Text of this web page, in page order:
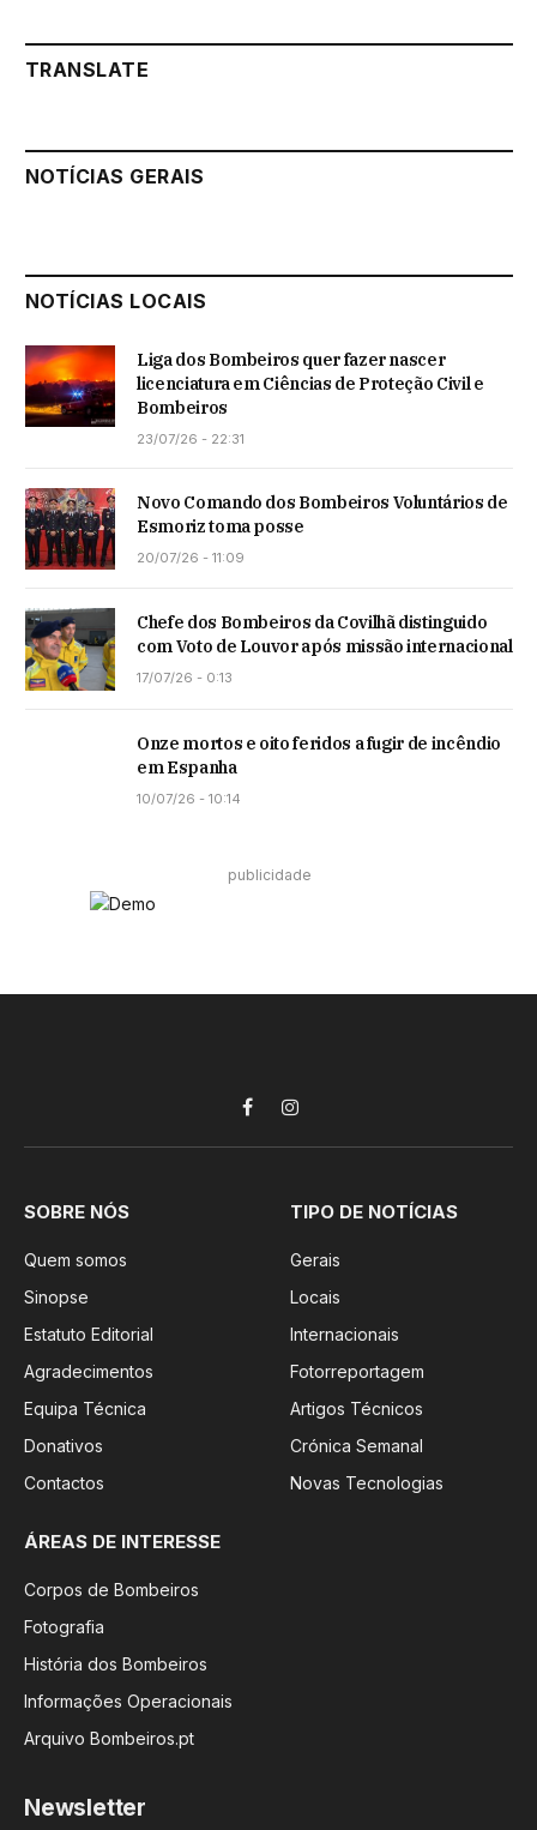
TRANSLATE
NOTÍCIAS GERAIS
NOTÍCIAS LOCAIS
Liga dos Bombeiros quer fazer nascer
licenciatura em Ciências de Proteção Civil e
Bombeiros
23/07/26 - 22:31
Novo Comando dos Bombeiros Voluntários de
Esmoriz toma posse
20/07/26 - 11:09
Chefe dos Bombeiros da Covilhã distinguido
com Voto de Louvor após missão internacional
17/07/26 - 0:13
Onze mortos e oito feridos a fugir de incêndio
em Espanha
10/07/26 - 10:14
publicidade
FacebookInstagram
SOBRE NÓS
Quem somos
Sinopse
Estatuto Editorial
Agradecimentos
Equipa Técnica
Donativos
Contactos
TIPO DE NOTÍCIAS
Gerais
Locais
Internacionais
Fotorreportagem
Artigos Técnicos
Crónica Semanal
Novas Tecnologias
ÁREAS DE INTERESSE
Corpos de Bombeiros
Fotografia
História dos Bombeiros
Informações Operacionais
Arquivo Bombeiros.pt
Newsletter